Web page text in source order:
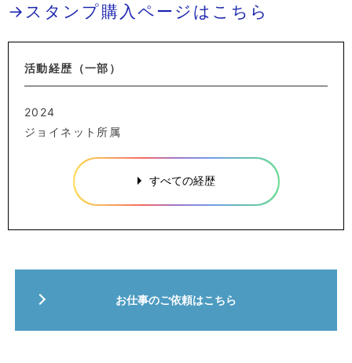
→スタンプ購入ページはこちら
活動経歴（一部）
2024
ジョイネット所属
すべての経歴
お仕事のご依頼はこちら